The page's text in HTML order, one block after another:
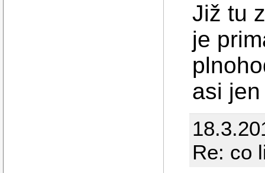
Již tu
je
asi
Re: co